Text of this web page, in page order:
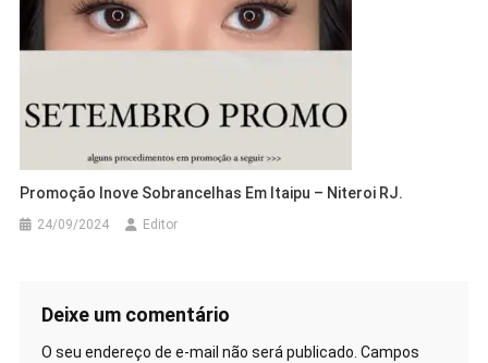
Promoção Inove Sobrancelhas Em Itaipu – Niteroi RJ.
24/09/2024 Editor
Deixe um comentário
O seu endereço de e-mail não será publicado. Campos